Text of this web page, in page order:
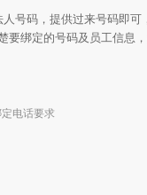
号码，提供过来号码即
绑定的号码及员工信息
电话要求